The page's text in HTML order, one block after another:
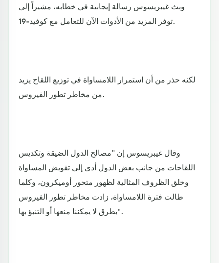
وبث غيبريسوس رسالة إيجابية في خطابه، مشيراً إلى
توفر المزيد من الأدوات الآن للتعامل مع كوفيد-19.
لكنه حذر من أن استمرار اللامساواة في توزيع اللقاح يزيد
من مخاطر تطور الفيروس.
وقال غيبريسوس إن "مصالح الدول الضيقة وتكديس
اللقاحات من جانب بعض الدول أدى إلى تقويض المساواة
وخلق الظروف المثالية لظهور متحور أوميكرون، وكلما
طالت فترة اللامساواة، زادت مخاطر تطور الفيروس
بطرق لا يمكننا منعها أو التنبؤ بها".